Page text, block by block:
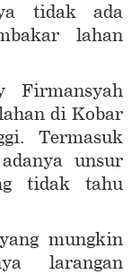
tidak ada
lahan
Firmansyah
di Kobar
Termasuk
unsur
tidak tahu
mungkin
larangan